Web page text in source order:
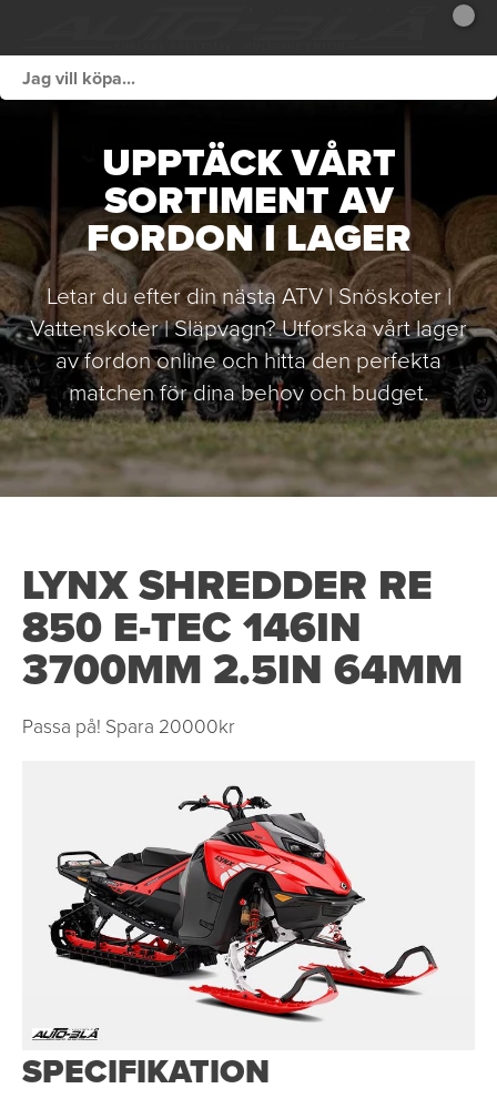
UPPTÄCK VÅRT
SORTIMENT AV
FORDON I LAGER
Letar du efter din nästa ATV | Snöskoter |
Vattenskoter | Släpvagn? Utforska vårt lager
av fordon online och hitta den perfekta
matchen för dina behov och budget.
LYNX SHREDDER RE
850 E-TEC 146IN
3700MM 2.5IN 64MM
Passa på! Spara 20000kr
SPECIFIKATION